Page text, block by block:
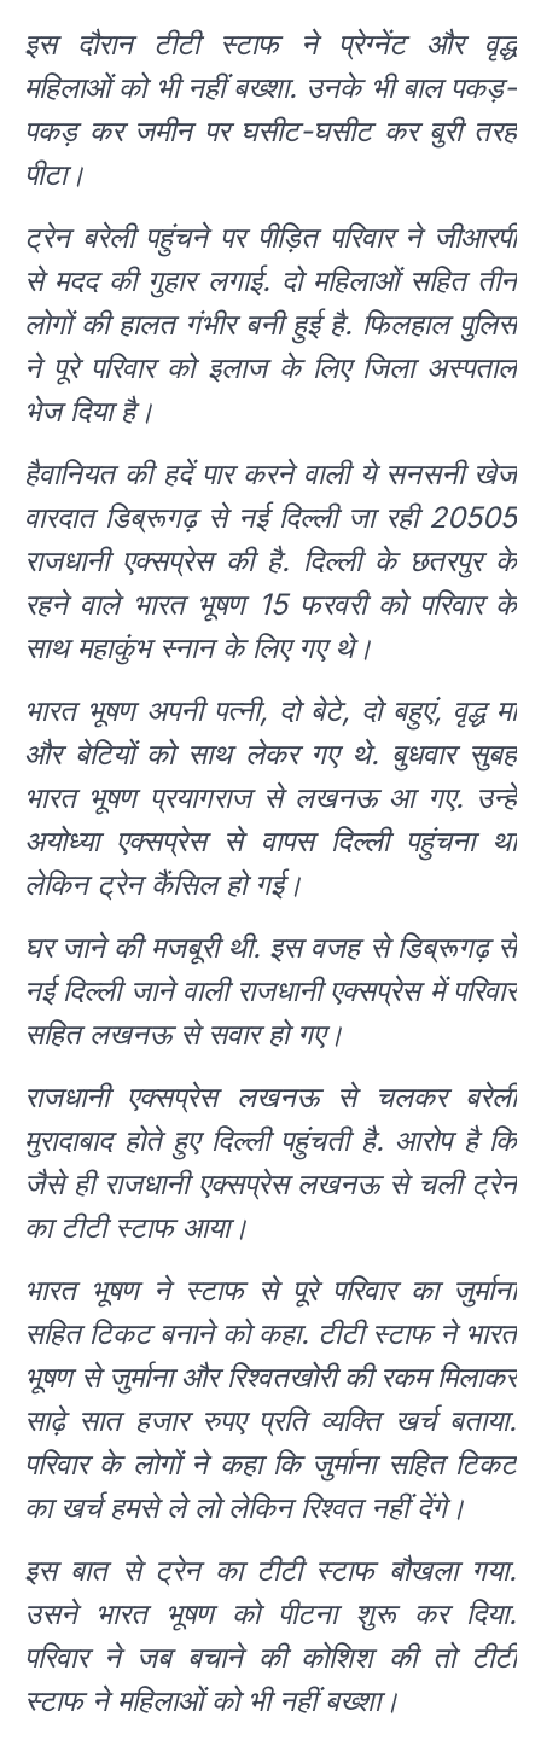
इस दौरान टीटी स्टाफ ने प्रेग्नेंट और वृद्ध
महिलाओं को भी नहीं बख्शा. उनके भी बाल पकड़-
पकड़ कर जमीन पर घसीट-घसीट कर बुरी तरह
पीटा।
ट्रेन बरेली पहुंचने पर पीड़ित परिवार ने जीआरपी
से मदद की गुहार लगाई. दो महिलाओं सहित तीन
लोगों की हालत गंभीर बनी हुई है. फिलहाल पुलिस
ने पूरे परिवार को इलाज के लिए जिला अस्पताल
भेज दिया है।
हैवानियत की हदें पार करने वाली ये सनसनी खेज
वारदात डिब्रूगढ़ से नई दिल्ली जा रही 20505
राजधानी एक्सप्रेस की है. दिल्ली के छतरपुर के
रहने वाले भारत भूषण 15 फरवरी को परिवार के
साथ महाकुंभ स्नान के लिए गए थे।
भारत भूषण अपनी पत्नी, दो बेटे, दो बहुएं, वृद्ध मां
और बेटियों को साथ लेकर गए थे. बुधवार सुबह
भारत भूषण प्रयागराज से लखनऊ आ गए. उन्हें
अयोध्या एक्सप्रेस से वापस दिल्ली पहुंचना था
लेकिन ट्रेन कैंसिल हो गई।
घर जाने की मजबूरी थी. इस वजह से डिब्रूगढ़ से
नई दिल्ली जाने वाली राजधानी एक्सप्रेस में परिवार
सहित लखनऊ से सवार हो गए।
राजधानी एक्सप्रेस लखनऊ से चलकर बरेली
मुरादाबाद होते हुए दिल्ली पहुंचती है. आरोप है कि
जैसे ही राजधानी एक्सप्रेस लखनऊ से चली ट्रेन
का टीटी स्टाफ आया।
भारत भूषण ने स्टाफ से पूरे परिवार का जुर्माना
सहित टिकट बनाने को कहा. टीटी स्टाफ ने भारत
भूषण से जुर्माना और रिश्वतखोरी की रकम मिलाकर
साढ़े सात हजार रुपए प्रति व्यक्ति खर्च बताया.
परिवार के लोगों ने कहा कि जुर्माना सहित टिकट
का खर्च हमसे ले लो लेकिन रिश्वत नहीं देंगे।
इस बात से ट्रेन का टीटी स्टाफ बौखला गया.
उसने भारत भूषण को पीटना शुरू कर दिया.
परिवार ने जब बचाने की कोशिश की तो टीटी
स्टाफ ने महिलाओं को भी नहीं बख्शा।